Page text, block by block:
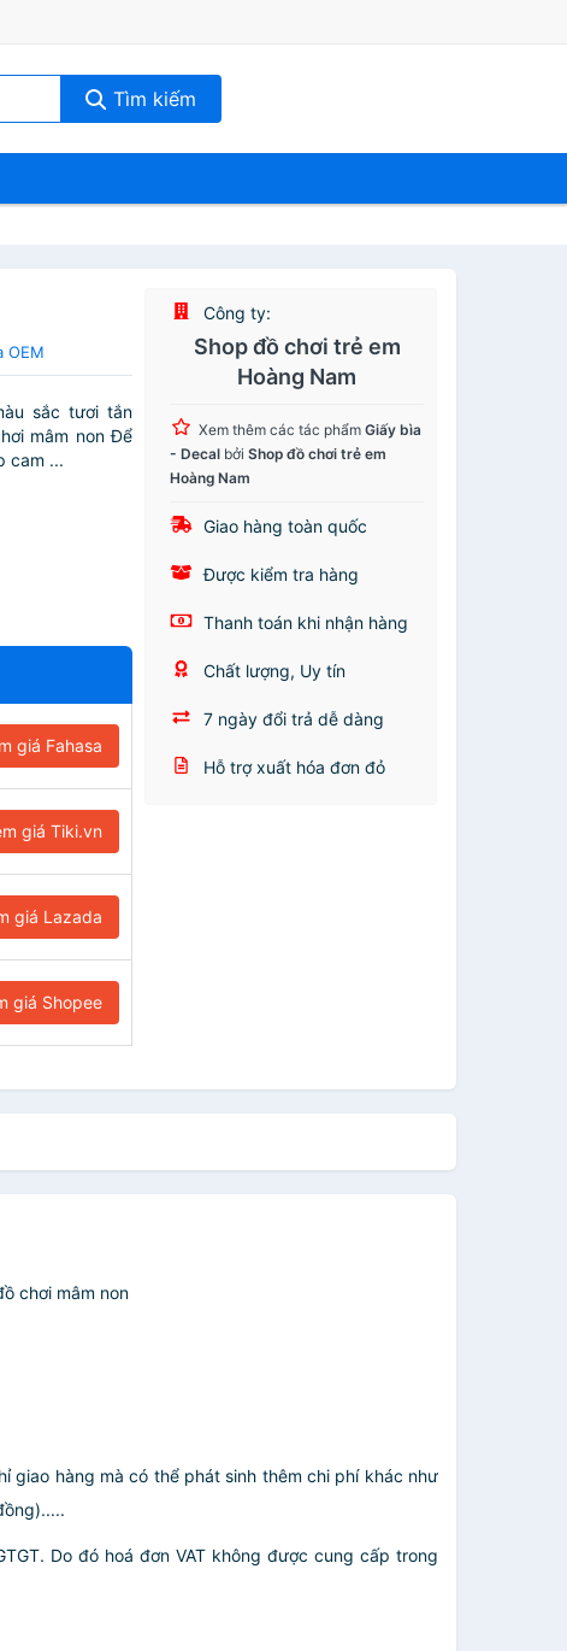
Tìm kiếm
OEM
sắc tươi tắn
mâm non Để
cam ...
giá Fahasa
giá Tiki.vn
giá Lazada
giá Shopee
Công ty:
Shop đồ chơi trẻ em
Hoàng Nam
Xem thêm các tác phẩmGiấy bìa
- Decal bởiShop đồ chơi trẻ em
Hoàng Nam
Giao hàng toàn quốc
Được kiểm tra hàng
Thanh toán khi nhận hàng
Chất lượng, Uy tín
7 ngày đổi trả dễ dàng
Hỗ trợ xuất hóa đơn đỏ
chơi mâm non
giao hàng mà có thể phát sinh thêm chi phí khác như
Do đó hoá đơn VAT không được cung cấp trong